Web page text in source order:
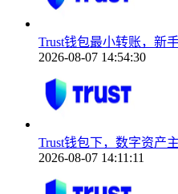
Trust钱包最小转账，新
2026-08-07 14:54:30
Trust钱包下，数字资产
2026-08-07 14:11:11